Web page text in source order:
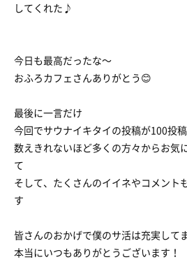
してくれた♪
今日も最高だったな〜
おふろカフェさんありがとう😊
最後に一言だけ
今回でサウナイキタイの投稿が100投
数えきれないほど多くの方々からお気
て
そして、たくさんのイイネやコメント
す
皆さんのおかげで僕のサ活は充実して
本当にいつもありがとうございます！